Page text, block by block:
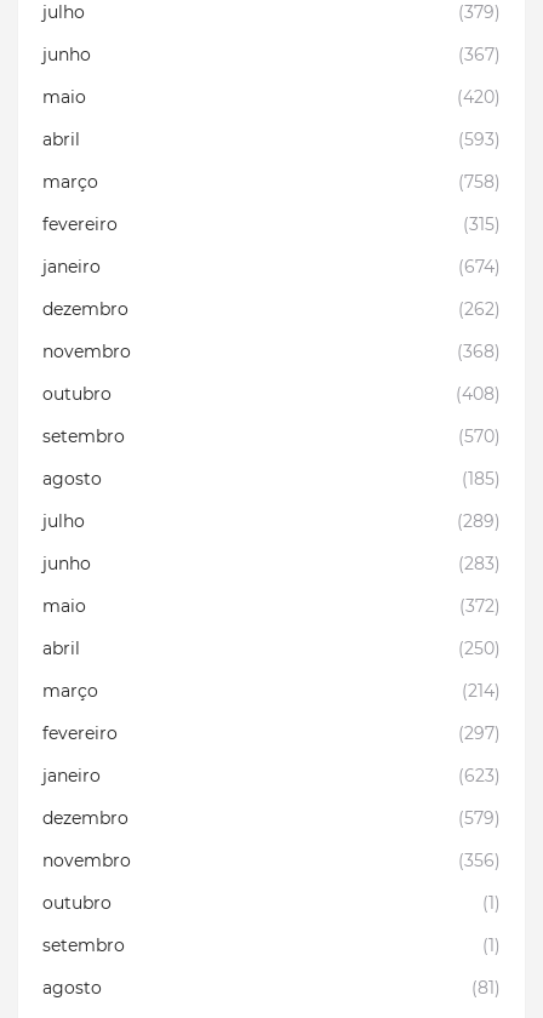
julho
(379)
junho
(367)
maio
(420)
abril
(593)
março
(758)
fevereiro
(315)
janeiro
(674)
dezembro
(262)
novembro
(368)
outubro
(408)
setembro
(570)
agosto
(185)
julho
(289)
junho
(283)
maio
(372)
abril
(250)
março
(214)
fevereiro
(297)
janeiro
(623)
dezembro
(579)
novembro
(356)
outubro
(1)
setembro
(1)
agosto
(81)